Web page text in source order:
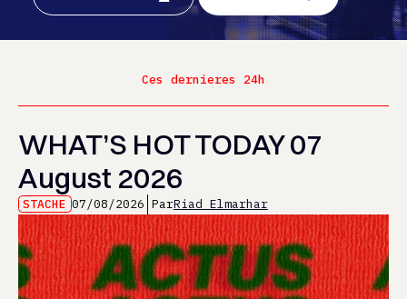
Ces dernieres 24h
WHAT’S HOT TODAY 07
August 2026
STACHE 07/08/2026 ParRiad Elmarhar